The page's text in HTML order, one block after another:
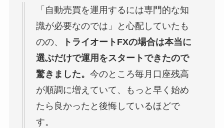
「自動売買を運用するには専門的な知
識が必要なのでは」と心配していたも
のの、
トライオートFXの場合は本当に
選ぶだけで運用をスタートできたので
驚きました。 今のところ毎月口座残高
が順調に増えていて、もっと早く始め
たら良かったと後悔しているほどで
す。